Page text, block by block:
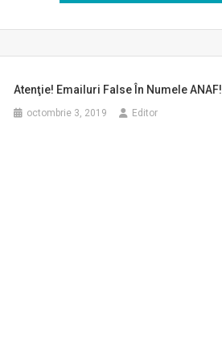
Atenţie! Emailuri False În Numele ANAF!
octombrie 3, 2019 Editor